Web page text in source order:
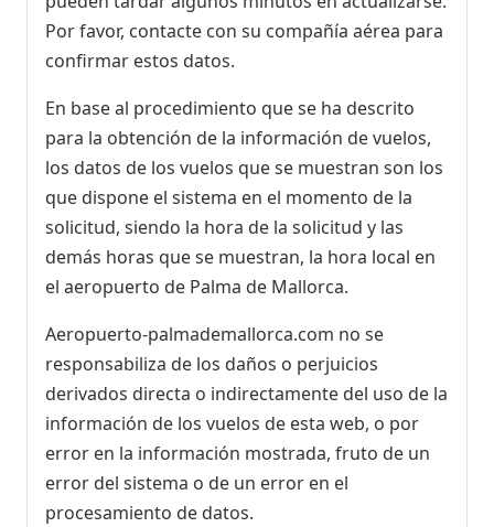
Por favor, contacte con su compañía aérea para
confirmar estos datos.
En base al procedimiento que se ha descrito
para la obtención de la información de vuelos,
los datos de los vuelos que se muestran son los
que dispone el sistema en el momento de la
solicitud, siendo la hora de la solicitud y las
demás horas que se muestran, la hora local en
el aeropuerto de Palma de Mallorca.
Aeropuerto-palmademallorca.com no se
responsabiliza de los daños o perjuicios
derivados directa o indirectamente del uso de la
información de los vuelos de esta web, o por
error en la información mostrada, fruto de un
error del sistema o de un error en el
procesamiento de datos.